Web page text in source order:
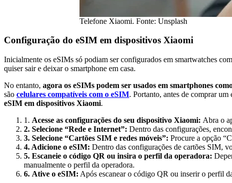
Telefone Xiaomi. Fonte: Unsplash
Configuração do eSIM em dispositivos Xiaomi
Inicialmente os eSIMs só podiam ser configurados em smartwatches
quiser sair e deixar o smartphone em casa.
No entanto, agora os eSIMs podem ser usados ​​em smartphones
são celulares compatíveis com o eSIM. Portanto, antes de comprar
eSIM em dispositivos Xiaomi.
1. Acesse as configurações do seu dispositivo Xiaomi: Abra o
2. Selecione “Rede e Internet”: Dentro das configurações,
3. Selecione “Cartões SIM e redes móveis”: Procure a opção
4. Adicione o eSIM: Dentro das configurações de cartões SIM,
5. Escaneie o código QR ou insira o perfil da operadora:
manualmente o perfil da operadora.
6. Ative o eSIM: Após escanear o código QR ou inserir o perfil